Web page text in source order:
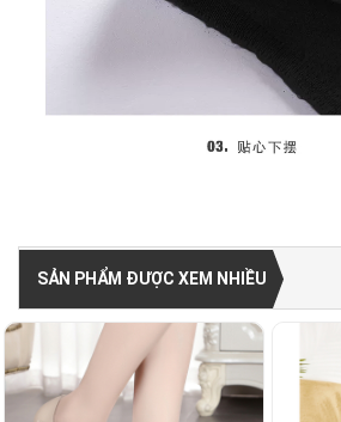
SẢN PHẨM ĐƯỢC XEM NHIỀU